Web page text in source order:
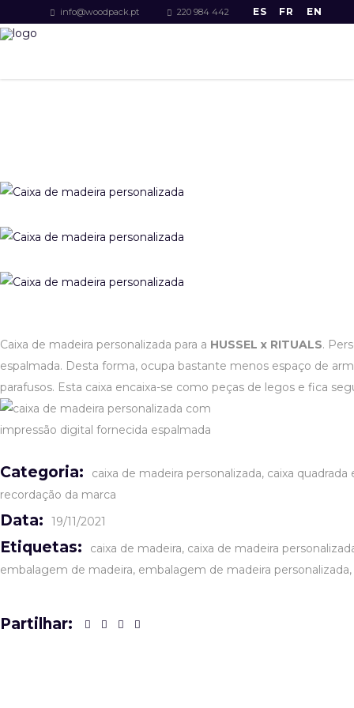
info@woodpack.pt 220 984 442 ES FR EN
Caixa de madeira personalizada para a HUSSEL x RITUALS.
espalmada. Desta forma, ocupa bastante menos espaço de
parafusos. Esta caixa encaixa-se como peças de legos e fica
Categoria: caixa de madeira personalizada caixa quadrada
recordação da marca
Data: 19/11/2021
Etiquetas: caixa de madeira caixa de madeira
embalagem de madeira embalagem de madeira personalizada
Partilhar: